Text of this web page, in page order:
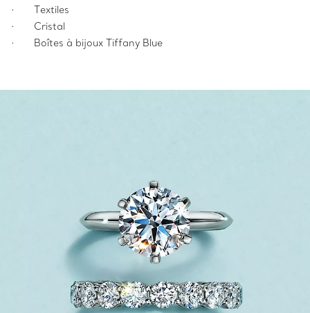
· Textiles
· Cristal
· Boîtes à bijoux Tiffany Blue